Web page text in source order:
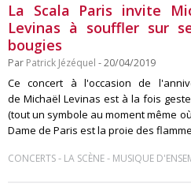
La Scala Paris invite
Levinas à souffler sur
bougies
Par Patrick Jézéquel - 20/04/2019
Ce concert à l'occasion de
de Michaël Levinas est à la fois
(tout un symbole au moment même
Dame de Paris est la proie des
CONCERTS- LA SCÈNE- MUSIQUE